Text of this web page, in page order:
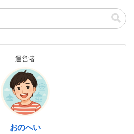
運営者
おのへい